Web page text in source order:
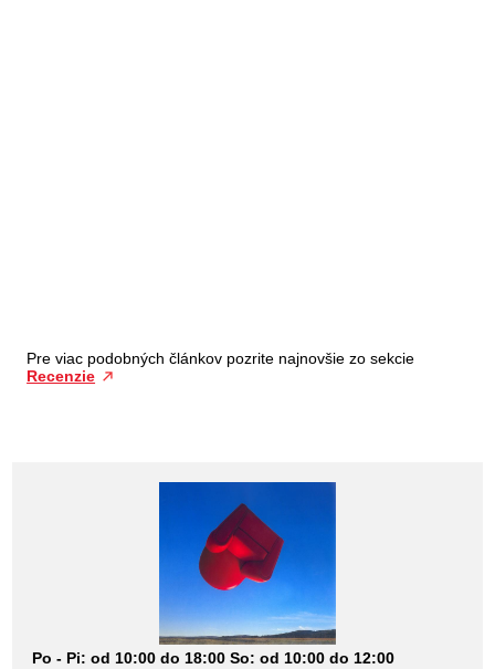
Pre viac podobných článkov pozrite najnovšie zo sekcie
Recenzie
Po - Pi: od 10:00 do 18:00 So: od 10:00 do 12:00